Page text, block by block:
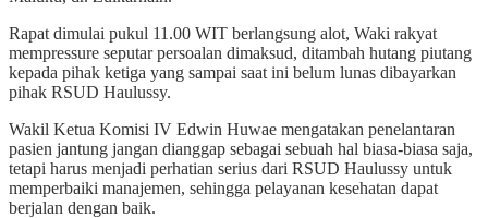
Rapat dimulai pukul 11.00 WIT berlangsung alot, Waki rakyat
mempressure seputar persoalan dimaksud, ditambah hutang piutang
kepada pihak ketiga yang sampai saat ini belum lunas dibayarkan
pihak RSUD Haulussy.
Wakil Ketua Komisi IV Edwin Huwae mengatakan penelantaran
pasien jantung jangan dianggap sebagai sebuah hal biasa-biasa saja,
tetapi harus menjadi perhatian serius dari RSUD Haulussy untuk
memperbaiki manajemen, sehingga pelayanan kesehatan dapat
berjalan dengan baik.